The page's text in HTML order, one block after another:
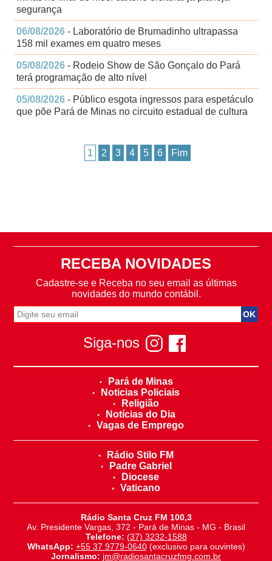
segurança
06/08/2026 - Laboratório de Brumadinho ultrapassa
158 mil exames em quatro meses
05/08/2026 - Rodeio Show de São Gonçalo do Pará
terá programação de alto nível
05/08/2026 - Público esgota ingressos para espetáculo
que põe Pará de Minas no circuito estadual de cultura
1 2 3 4 5 6 Fim
RECEBA NOVIDADES
Cadastre-se e Receba no seu email as últimas
novidades do mundo contábil.
Siga-nos
Pará de Minas
Noticias Policiais
Religião
Notícias do Dia
Vagas de Emprego
Rádio Stilo FM
Padre Gabriel
Diocese
Vaticano
Rádio Santa Cruz FM 100,3
Av. Presidente Vargas, 372 - Pará de Minas - MG - Brasil
Telefone: (37) 3232-1588
WhatsApp: +55 37 9779-0640(exclusivo para ouvintes)
Jornalismo: jm@radiosantacruzfmg.com.br